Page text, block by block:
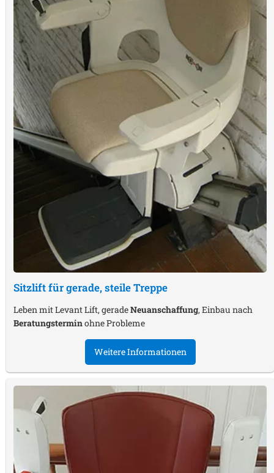
Sitzlift für gerade, steile Treppe
Leben mit Levant Lift, geradeNeuanschaffung, Einbau nach
Beratungsterminohne Probleme
Weitere Informationen